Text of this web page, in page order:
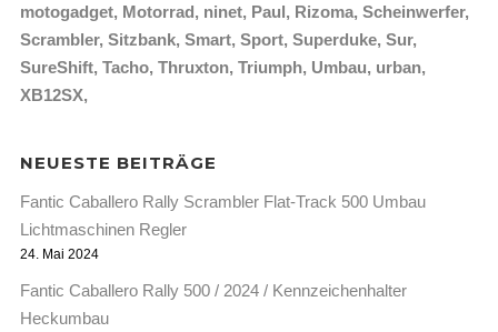
motogadget Motorrad ninet Paul Rizoma Scheinwerfer
Scrambler Sitzbank Smart Sport Superduke Sur
SureShift Tacho Thruxton Triumph Umbau urban
XB12SX
NEUESTE BEITRÄGE
Fantic Caballero Rally Scrambler Flat-Track 500 Umbau
Lichtmaschinen Regler
24. Mai 2024
Fantic Caballero Rally 500 / 2024 / Kennzeichenhalter
Heckumbau